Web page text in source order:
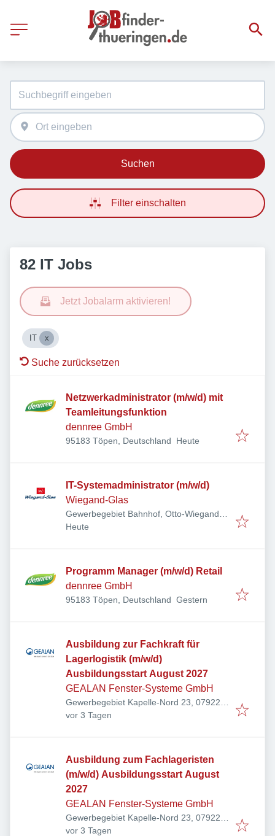
Suchen
Filter einschalten
82 IT Jobs
Jetzt Jobalarm aktivieren!
IT
Suche zurücksetzen
Netzwerkadministrator (m/w/d) mit
Teamleitungsfunktion
dennree GmbH
95183 Töpen, Deutschland Veröffentlicht
Heute
IT-Systemadministrator (m/w/d)
Wiegand-Glas
Gewerbegebiet Bahnhof, Otto-Wiegand-
Straße 9, 96361 Steinbach am Wald,
Veröffentlicht
Heute
Programm Manager (m/w/d) Retail
dennree GmbH
95183 Töpen, Deutschland Veröffentlicht
Gestern
Ausbildung zur Fachkraft für
Lagerlogistik (m/w/d)
Ausbildungsstart August 2027
GEALAN Fenster-Systeme GmbH
Gewerbegebiet Kapelle-Nord 23, 07922
Tanna, Deutschland
Veröffentlicht
vor 3 Tagen
Ausbildung zum Fachlageristen
(m/w/d) Ausbildungsstart August
2027
GEALAN Fenster-Systeme GmbH
Gewerbegebiet Kapelle-Nord 23, 07922
Tanna, Deutschland
Veröffentlicht
vor 3 Tagen